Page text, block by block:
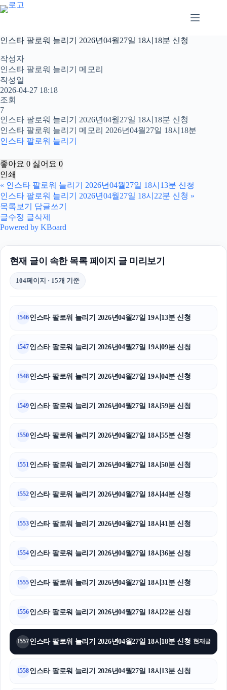
본
문
로
건
너
뛰
기
인스타 팔로워 늘리기 2026년04월27일 18시18분 신청
작성자
인스타 팔로워 늘리기 메모리
작성일
2026-04-27 18:18
조회
7
인스타 팔로워 늘리기 2026년04월27일 18시18분 신청
인스타 팔로워 늘리기 메모리 2026년04월27일 18시18분
인스타 팔로워 늘리기
좋아요 0 싫어요 0
인쇄
« 인스타 팔로워 늘리기 2026년04월27일 18시13분 신청
인스타 팔로워 늘리기 2026년04월27일 18시22분 신청 »
목록보기
답글쓰기
글수정 글삭제
Powered by KBoard
현재 글이 속한 목록 페이지 글 미리보기
104페이지 · 15개 기준
1546인스타 팔로워 늘리기 2026년04월27일 19시13분 신청
1547인스타 팔로워 늘리기 2026년04월27일 19시09분 신청
1548인스타 팔로워 늘리기 2026년04월27일 19시04분 신청
1549인스타 팔로워 늘리기 2026년04월27일 18시59분 신청
1550인스타 팔로워 늘리기 2026년04월27일 18시55분 신청
1551인스타 팔로워 늘리기 2026년04월27일 18시50분 신청
1552인스타 팔로워 늘리기 2026년04월27일 18시44분 신청
1553인스타 팔로워 늘리기 2026년04월27일 18시41분 신청
1554인스타 팔로워 늘리기 2026년04월27일 18시36분 신청
1555인스타 팔로워 늘리기 2026년04월27일 18시31분 신청
1556인스타 팔로워 늘리기 2026년04월27일 18시22분 신청
1557인스타 팔로워 늘리기 2026년04월27일 18시18분 신청 현재글
1558인스타 팔로워 늘리기 2026년04월27일 18시13분 신청